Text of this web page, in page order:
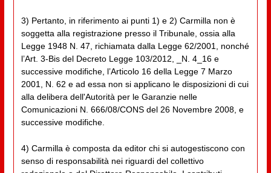
3) Pertanto, in riferimento ai punti 1) e 2) Carmilla non è
soggetta alla registrazione presso il Tribunale, ossia alla
Legge 1948 N. 47, richiamata dalla Legge 62/2001, nonché
l’Art. 3-Bis del Decreto Legge 103/2012, _N. 4_16 e
successive modifiche, l’Articolo 16 della Legge 7 Marzo
2001, N. 62 e ad essa non si applicano le disposizioni di cui
alla delibera dell'Autorità per le Garanzie nelle
Comunicazioni N. 666/08/CONS del 26 Novembre 2008, e
successive modifiche.
4) Carmilla è composta da editor chi si autogestiscono con
senso di responsabilità nei riguardi del collettivo